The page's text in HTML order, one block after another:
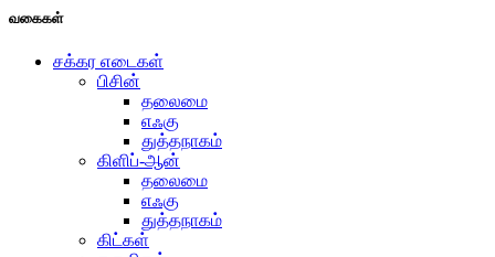
வகைகள்
சக்கர எடைகள்
பிசின்
தலைமை
எஃகு
துத்தநாகம்
கிளிப்-ஆன்
தலைமை
எஃகு
துத்தநாகம்
கிட்கள்